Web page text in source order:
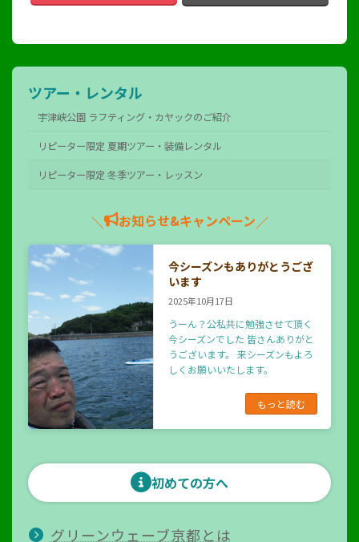
ツアー・レンタル
宇津峡公園 ラフティング・カヤックのご紹介
リピーター限定 夏期ツアー・装備レンタル
リピーター限定 冬季ツアー・レッスン
＼ お知らせ&キャンペーン／
今シーズンもありがとうござ
います
2025年10月17日
うーん？公私共に勉強させて頂く
今シーズンでした 皆さんありがと
うございます。 来シーズンもよろ
しくお願いいたします。
もっと読む
初めての方へ
グリーンウェーブ京都とは